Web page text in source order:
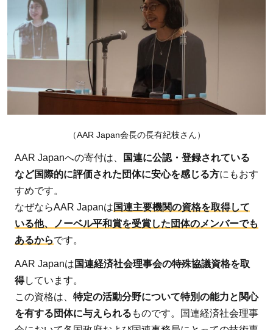
2.2
活動
分野
地
策
2.2.1
被害を
防ぐた
めの教
育
地雷被
害者の
（AAR Japan会長の長有紀枝さん）
AAR Japanへの寄付は、
国連に公認・登録されている
など国際的に評価された団体に安心を感じる方にもおす
すめです。
なぜならAAR Japanは 国連主要機関の資格を取得して
いる他、ノーベル平和賞を受賞した団体のメンバーでも
あるからです。
AAR Japanは 国連経済社会理事会の特殊協議資格を取
得しています。
この資格は、 特定の活動分野について特別の能力と関心
を有する団体に与えられる ものです。国連経済社会理事